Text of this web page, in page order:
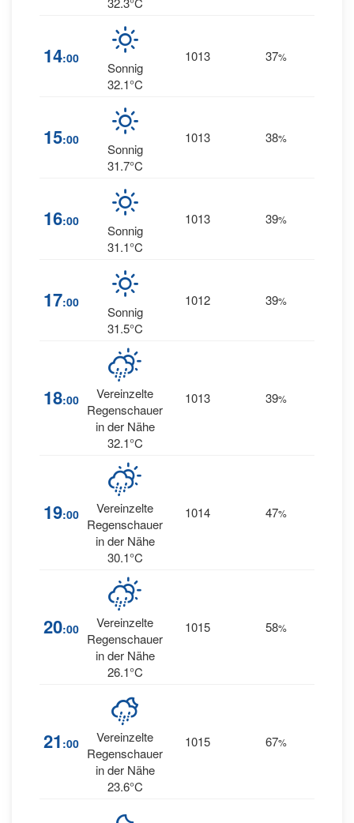
14:00
Sonnig
32.1°C
1013 37%
15:00
Sonnig
31.7°C
1013 38%
16:00
Sonnig
31.1°C
1013 39%
17:00
Sonnig
31.5°C
1012 39%
18:00
Vereinzelte
Regenschauer
in der Nähe
32.1°C
1013 39%
19:00
Vereinzelte
Regenschauer
in der Nähe
30.1°C
1014 47%
20:00
Vereinzelte
Regenschauer
in der Nähe
26.1°C
1015 58%
21 :00
Vereinzelte
Regenschauer
in der Nähe
23.6°C
1015 67%